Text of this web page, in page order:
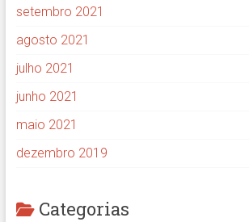
setembro 2021
agosto 2021
julho 2021
junho 2021
maio 2021
dezembro 2019
Categorias